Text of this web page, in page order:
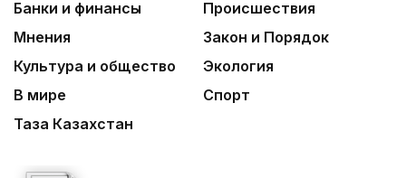
Банки и финансы
Происшествия
Мнения
Закон и Порядок
Культура и общество
Экология
В мире
Спорт
Таза Казахстан